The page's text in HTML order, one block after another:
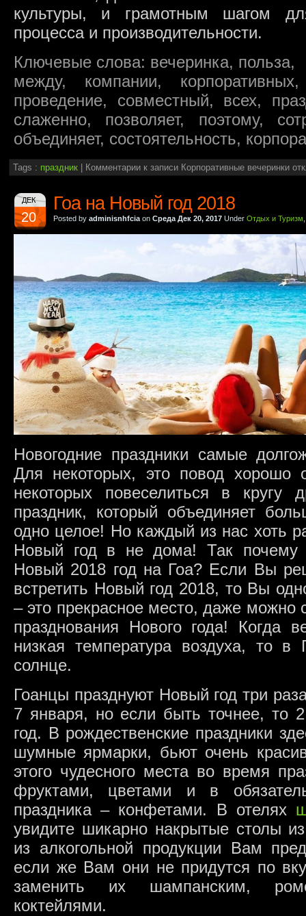
культуры, и грамотным шагом
процесса и производительности.
Ключевые слова: вечеринка, польза,
между, компании,
проведение, совместный, всех,
слаженно, позволяет, поэтому,
объединяет, состоятельность,
Tags : праздник | Комментарии к записи Корпоративные вечеринки
ДЕК
20
Гоа на Новый год 2018
Posted by adminisnhfcia on Среда Дек 20, 2017 Under Отдых и Туризм
Новогодние праздники самые
Для некоторых, это повод хорошо
некоторых повеселиться в
праздник, который объединяет
одно целое! Но каждый из нас хоть
Новый год в не дома! Так почему
Новый 2018 год на Гоа? Если Вы
встретить Новый год 2018, то Вы
– это прекрасное место, даже можно
празднования Нового года! Когда
низкая температура воздуха, то в
солнце.
Гоанцы празднуют Новый год три
7 января, но если быть точнее, то
год. В рождественские праздники
шумные ярмарки, бьют очень
этого чудесного места во время
фруктами, цветами и в
праздника – конфетами. В отелях
увидите шикарно накрытые столы
из алкогольной продукции Вам
если же Вам они не придутся по
заменить их шампанским,
коктейлями.